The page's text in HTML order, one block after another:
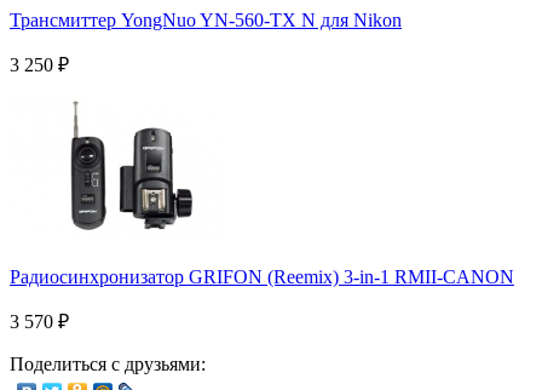
Трансмиттер YongNuo YN-560-TX N для Nikon
3 250 ₽
Радиосинхронизатор GRIFON (Reemix) 3-in-1 RMII-CANON
3 570 ₽
Поделиться с друзьями: